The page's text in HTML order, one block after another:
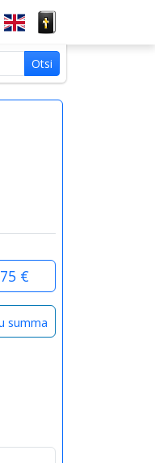
Otsi
75 €